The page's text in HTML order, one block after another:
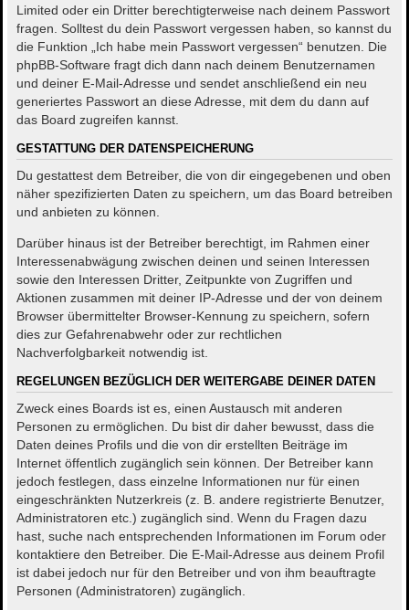
Limited oder ein Dritter berechtigterweise nach deinem Passwort
fragen. Solltest du dein Passwort vergessen haben, so kannst du
die Funktion „Ich habe mein Passwort vergessen“ benutzen. Die
phpBB-Software fragt dich dann nach deinem Benutzernamen
und deiner E-Mail-Adresse und sendet anschließend ein neu
generiertes Passwort an diese Adresse, mit dem du dann auf
das Board zugreifen kannst.
GESTATTUNG DER DATENSPEICHERUNG
Du gestattest dem Betreiber, die von dir eingegebenen und oben
näher spezifizierten Daten zu speichern, um das Board betreiben
und anbieten zu können.
Darüber hinaus ist der Betreiber berechtigt, im Rahmen einer
Interessenabwägung zwischen deinen und seinen Interessen
sowie den Interessen Dritter, Zeitpunkte von Zugriffen und
Aktionen zusammen mit deiner IP-Adresse und der von deinem
Browser übermittelter Browser-Kennung zu speichern, sofern
dies zur Gefahrenabwehr oder zur rechtlichen
Nachverfolgbarkeit notwendig ist.
REGELUNGEN BEZÜGLICH DER WEITERGABE DEINER DATEN
Zweck eines Boards ist es, einen Austausch mit anderen
Personen zu ermöglichen. Du bist dir daher bewusst, dass die
Daten deines Profils und die von dir erstellten Beiträge im
Internet öffentlich zugänglich sein können. Der Betreiber kann
jedoch festlegen, dass einzelne Informationen nur für einen
eingeschränkten Nutzerkreis (z. B. andere registrierte Benutzer,
Administratoren etc.) zugänglich sind. Wenn du Fragen dazu
hast, suche nach entsprechenden Informationen im Forum oder
kontaktiere den Betreiber. Die E-Mail-Adresse aus deinem Profil
ist dabei jedoch nur für den Betreiber und von ihm beauftragte
Personen (Administratoren) zugänglich.